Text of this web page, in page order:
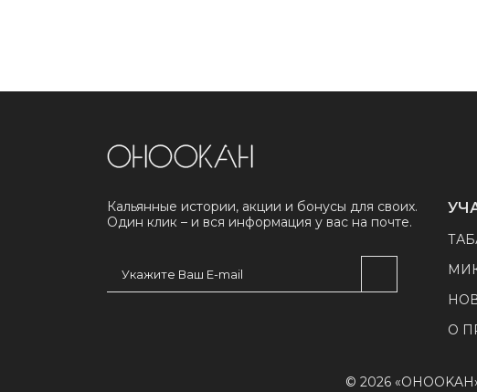
Кальянные истории, акции и бонусы для своих.
Один клик – и вся информация у вас на почте.
О
© 2026